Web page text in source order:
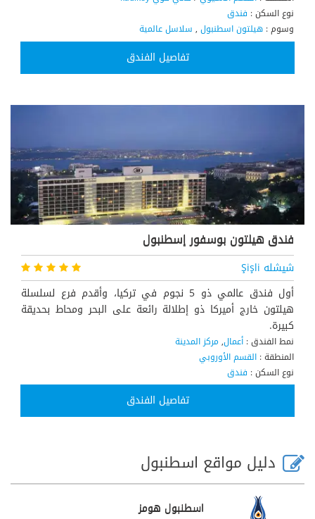
نوع السكن : فندق
وسوم : هيلتون اسطنبول , سلاسل عالمية
تفاصيل الفندق
فندق هيلتون بوسفور إسطنبول
شيشله Şişli
أول فندق عالمي ذو 5 نجوم في تركيا، وأقدم فرع لسلسلة
هيلتون خارج أميركا ذو إطلالة رائعة على البحر ومحاط بحديقة
كبيرة.
نمط الفندق : أعمال, مركز المدينة
المنطقة : القسم الأوروبي
نوع السكن : فندق
وسوم :سلاسل عالمية
تفاصيل الفندق
دليل مواقع اسطنبول
اسطنبول هومز